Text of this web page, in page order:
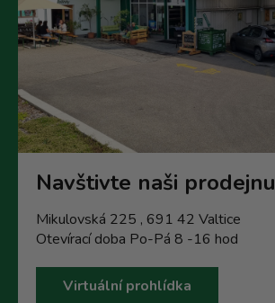
Navštivte naši prodejnu
Mikulovská 225 , 691 42 Valtice
Otevírací doba Po-Pá 8 -16 hod
Virtuální prohlídka